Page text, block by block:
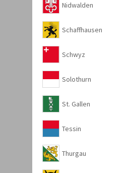
Nidwalden
Schaffhausen
Schwyz
Solothurn
St. Gallen
Tessin
Thurgau